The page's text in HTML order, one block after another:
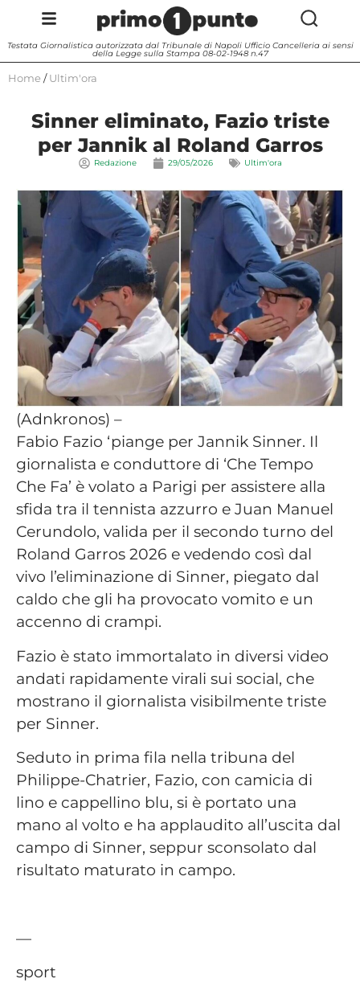
Testata Giornalistica autorizzata dal Tribunale di Napoli Ufficio Cancelleria ai sensi
della Legge sulla Stampa 08-02-1948 n.47
Home / Ultim'ora
Sinner eliminato, Fazio triste
per Jannik al Roland Garros
Redazione 29/05/2026 Ultim'ora
(Adnkronos) –
Fabio Fazio ‘piange per Jannik Sinner. Il
giornalista e conduttore di ‘Che Tempo
Che Fa’ è volato a Parigi per assistere alla
sfida tra il tennista azzurro e Juan Manuel
Cerundolo, valida per il secondo turno del
Roland Garros 2026 e vedendo così dal
vivo l’eliminazione di Sinner, piegato dal
caldo che gli ha provocato vomito e un
accenno di crampi.
Fazio è stato immortalato in diversi video
andati rapidamente virali sui social, che
mostrano il giornalista visibilmente triste
per Sinner.
Seduto in prima fila nella tribuna del
Philippe-Chatrier, Fazio, con camicia di
lino e cappellino blu, si è portato una
mano al volto e ha applaudito all’uscita dal
campo di Sinner, seppur sconsolato dal
risultato maturato in campo.
—
sport